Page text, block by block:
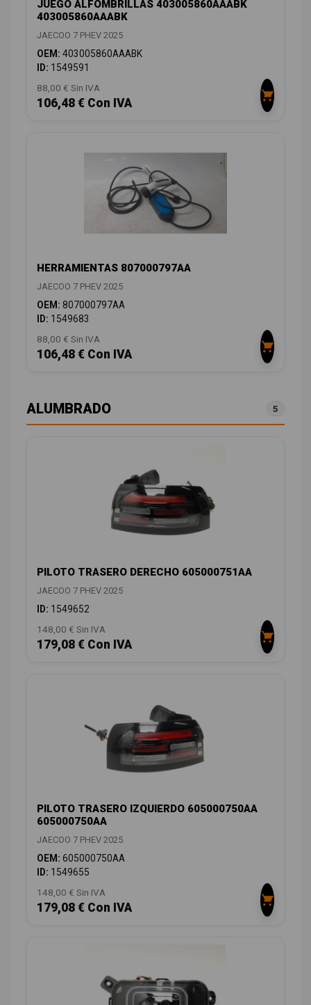
JUEGO ALFOMBRILLAS 403005860AAABK
403005860AAABK
JAECOO 7 PHEV 2025
OEM: 403005860AAABK
ID: 1549591
88,00 € Sin IVA
106,48 € Con IVA
HERRAMIENTAS 807000797AA
JAECOO 7 PHEV 2025
OEM: 807000797AA
ID: 1549683
88,00 € Sin IVA
106,48 € Con IVA
ALUMBRADO 5
PILOTO TRASERO DERECHO 605000751AA
JAECOO 7 PHEV 2025
ID: 1549652
148,00 € Sin IVA
179,08 € Con IVA
PILOTO TRASERO IZQUIERDO 605000750AA
605000750AA
JAECOO 7 PHEV 2025
OEM: 605000750AA
ID: 1549655
148,00 € Sin IVA
179,08 € Con IVA